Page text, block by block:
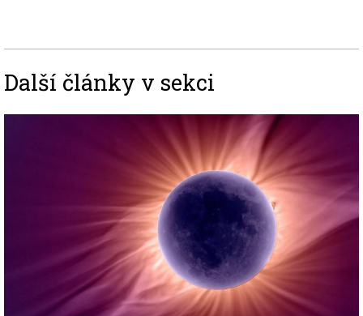
Další články v sekci